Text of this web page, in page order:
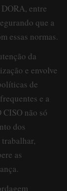
entre
que a
essas normas.
da
e envolve
de
e a
não só
dos
as